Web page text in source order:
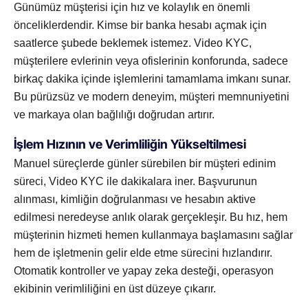
Günümüz müşterisi için hız ve kolaylık en önemli
önceliklerdendir. Kimse bir banka hesabı açmak için
saatlerce şubede beklemek istemez. Video KYC,
müşterilere evlerinin veya ofislerinin konforunda, sadece
birkaç dakika içinde işlemlerini tamamlama imkanı sunar.
Bu pürüzsüz ve modern deneyim, müşteri memnuniyetini
ve markaya olan bağlılığı doğrudan artırır.
İşlem Hızının ve Verimliliğin Yükseltilmesi
Manuel süreçlerde günler sürebilen bir müşteri edinim
süreci, Video KYC ile dakikalara iner. Başvurunun
alınması, kimliğin doğrulanması ve hesabın aktive
edilmesi neredeyse anlık olarak gerçekleşir. Bu hız, hem
müşterinin hizmeti hemen kullanmaya başlamasını sağlar
hem de işletmenin gelir elde etme sürecini hızlandırır.
Otomatik kontroller ve yapay zeka desteği, operasyon
ekibinin verimliliğini en üst düzeye çıkarır.